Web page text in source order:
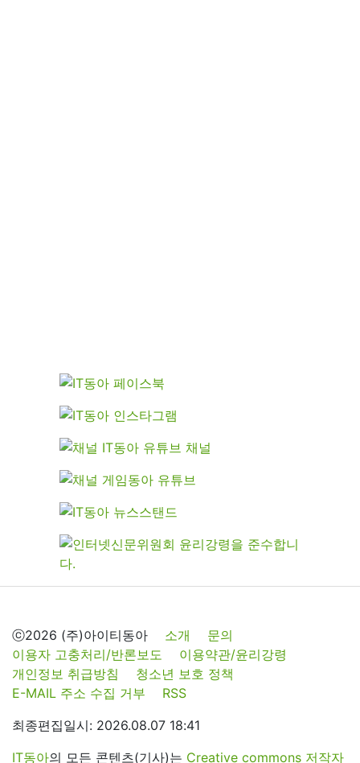
ⓒ2026 (주)아이티동아 소개
문의
이용자 고충처리/반론보도
이용약관/윤리강령
개인정보 취급방침
청소년 보호 정책
E-MAIL 주소 수집 거부
RSS
최종편집일시: 2026.08.07 18:41
IT동아의 모든 콘텐츠(기사)는 Creative commons 저작자